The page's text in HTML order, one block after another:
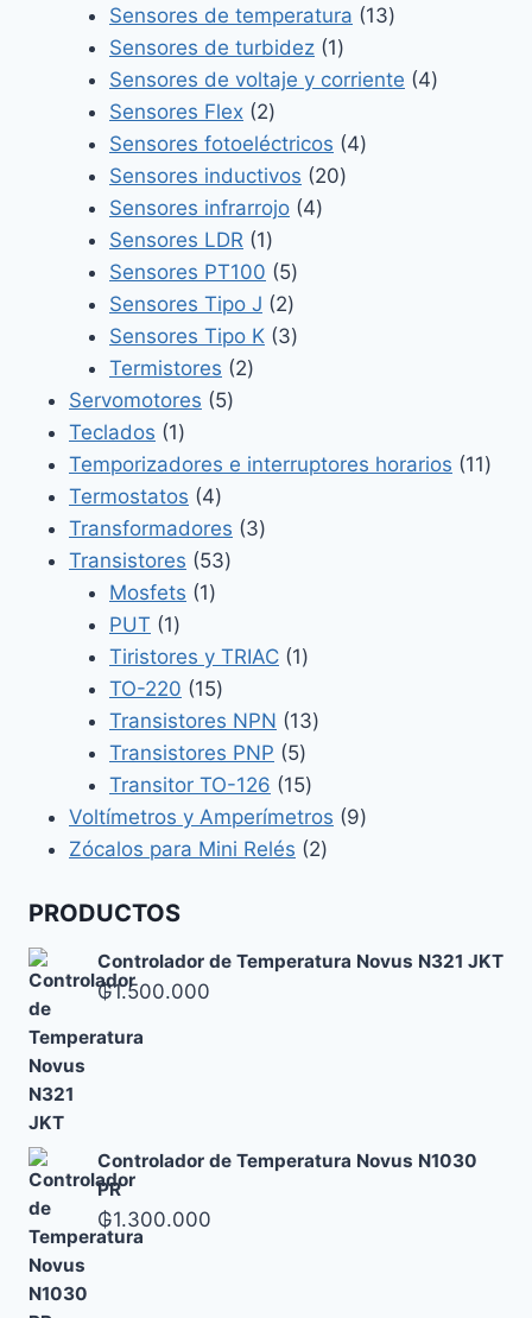
productos
Sensores de temperatura 1313
Sensores de turbidez 11
producto
Sensores de voltaje y corriente 44
Sensores Flex 22
productos
Sensores fotoeléctricos 44
Sensores inductivos 2020
Sensores infrarrojo 44
Sensores LDR 11
producto
Sensores PT100 55
productos
Sensores Tipo J 22
productos
Sensores Tipo K 33
Termistores 22
Servomotores 55
Teclados 11
producto
Temporizadores e interruptores horarios 1111
Termostatos 44
productos
Transformadores 33
Transistores 5353
Mosfets 11
PUT 11
producto
Tiristores y TRIAC 11
TO-220 1515
productos
Transistores NPN 1313
Transistores PNP 55
productos
Transitor TO-126 1515
productos
Voltímetros y Amperímetros 99
Zócalos para Mini Relés 22
PRODUCTOS
Controlador de Temperatura Novus N321 JKT
₲1.500.000
Controlador de Temperatura Novus N1030
PR
₲1.300.000